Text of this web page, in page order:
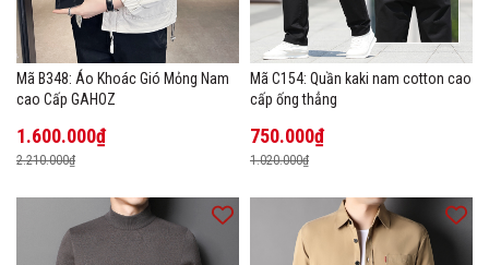
Mã B348: Áo Khoác Gió Mỏng Nam
cao Cấp GAHOZ
1.600.000₫
2.210.000₫
Mã C154: Quần kaki nam cotton cao
cấp ống thẳng
750.000₫
1.020.000₫